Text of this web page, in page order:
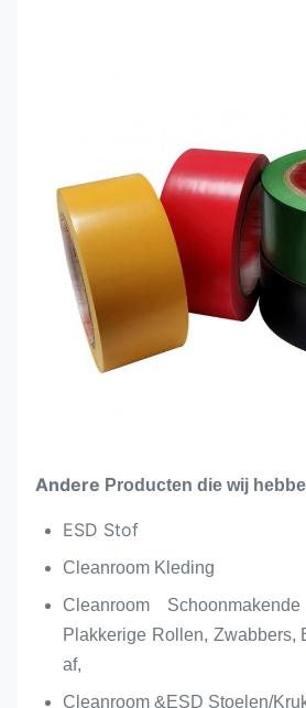
Andere Producten die wij
ESD Stof
Cleanroom Kleding
Cleanroom
Plakkerige Rollen, Zwabbers,
af,
Cleanroom &ESD Stoelen/